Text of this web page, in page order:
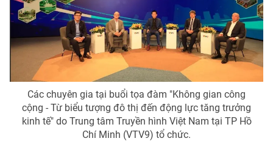
Phim VTV
Hậu trường
Nhân vật
Khán giả
Giải sao mai
Giải trí
Điện ảnh
Âm nhạc
Đời sống
Du lịch
Làm đẹp
Chất lượng cuộc sống
Giáo dục
Tuyển sinh
Công nghệ
Các chuyên gia tại buổi tọa đàm "Không gian công
cộng - Từ biểu tượng đô thị đến động lực tăng trưởng
kinh tế" do Trung tâm Truyền hình Việt Nam tại TP Hồ
Chí Minh (VTV9) tổ chức.